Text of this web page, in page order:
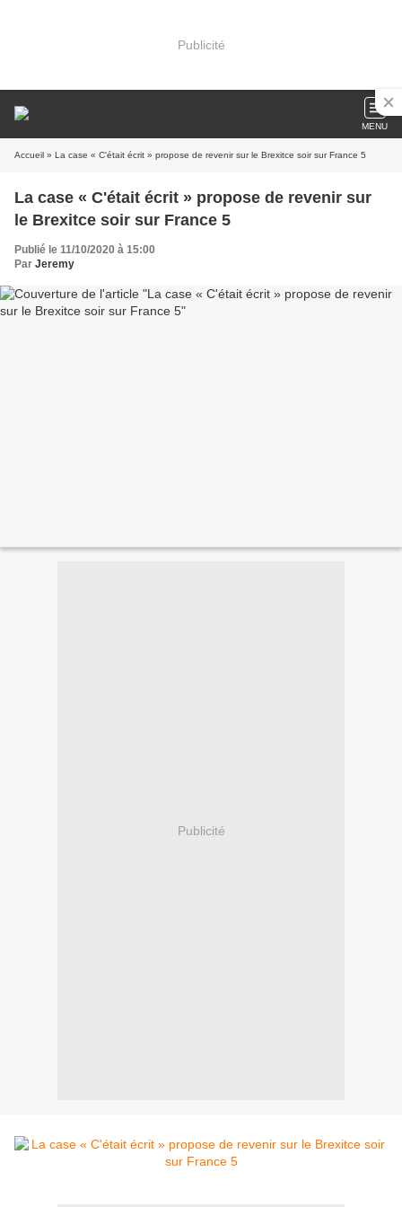
Publicité
MENU
Accueil » La case « C'était écrit » propose de revenir sur le Brexitce soir sur France 5
La case « C'était écrit » propose de revenir sur
le Brexitce soir sur France 5
Publié le 11/10/2020 à 15:00
Par Jeremy
Publicité